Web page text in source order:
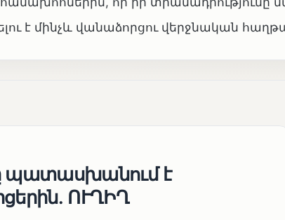
է մինչև վանաձորցու վերջնական
պատասխանում է
ՈՒՂԻՂ